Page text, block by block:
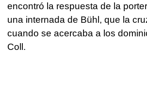
encontró la respuesta de la
una internada de Bühl, que la
cuando se acercaba a los
Coll.